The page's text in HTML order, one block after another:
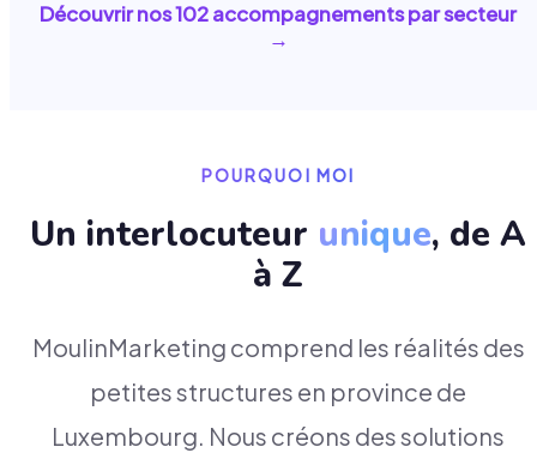
Découvrir nos102accompagnements par secteur
→
POURQUOI MOI
Un interlocuteur unique, de A
à Z
MoulinMarketing comprend les réalités des
petites structures en province de
Luxembourg. Nous créons des solutions